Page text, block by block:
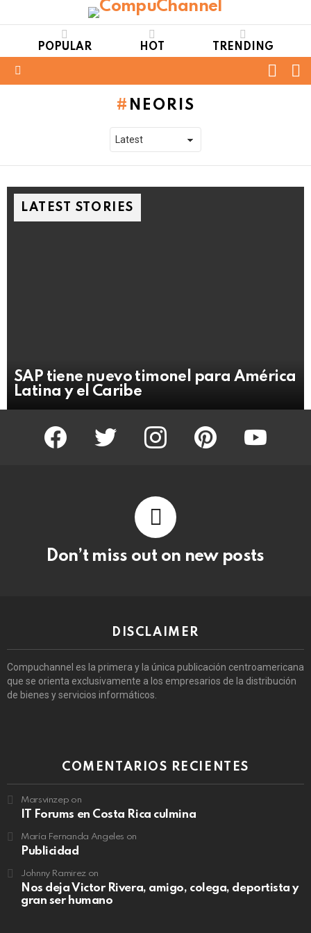
POPULAR HOT TRENDING
NEORIS
LATEST STORIES
SAP tiene nuevo timonel para América
Latina y el Caribe
facebook twitter instagram pinterest youtube
Don’t miss out on new posts
DISCLAIMER
Compuchannel es la primera y la única publicación centroamericana
que se orienta exclusivamente a los empresarios de la distribución
de bienes y servicios informáticos.
COMENTARIOS RECIENTES
Marsvinzep on
IT Forums en Costa Rica culmina
María Fernanda Angeles on
Publicidad
Johnny Ramirezon
Nos deja Victor Rivera, amigo, colega, deportista y
gran ser humano